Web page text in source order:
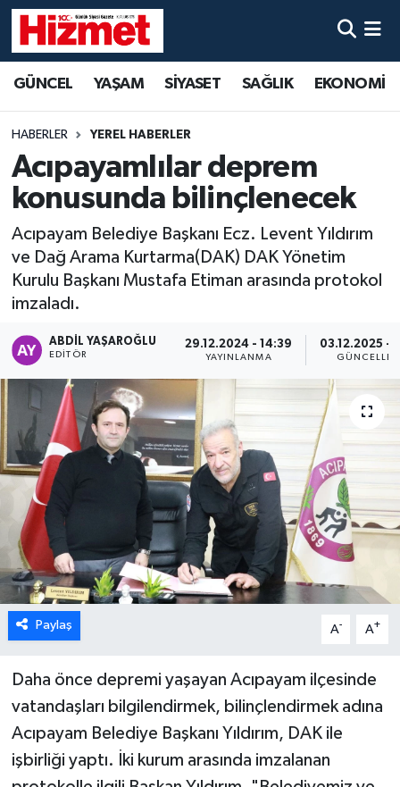
GÜNCEL YAŞAM SİYASET SAĞLIK EKONOMİ
HABERLER YEREL HABERLER
Acıpayamlılar deprem
konusunda bilinçlenecek
Acıpayam Belediye Başkanı Ecz. Levent Yıldırım
ve Dağ Arama Kurtarma(DAK) DAK Yönetim
Kurulu Başkanı Mustafa Etiman arasında protokol
imzaladı.
ABDIL YAŞAROĞLU
EDITÖR
29.12.2024 - 14:39
YAYINLANMA
03.12.2025 -
Paylaş A- A+
Daha önce depremi yaşayan Acıpayam ilçesinde
vatandaşları bilgilendirmek, bilinçlendirmek adına
Acıpayam Belediye Başkanı Yıldırım, DAK ile
işbirliği yaptı. İki kurum arasında imzalanan
YAŞAM
SİYASET
SAĞLIK
EKONOMİ
KÜLTÜR SANAT
SPOR
MAGAZİN
ÖZEL HABER
DTO
RESMİ REKLAM
Denizli Hava Durumu
Denizli Trafik Yoğunluk Haritası
Süper Lig Puan Durumu ve Fikstür
Tüm Manşetler
Son Dakika Haberleri
Haber Arşivi